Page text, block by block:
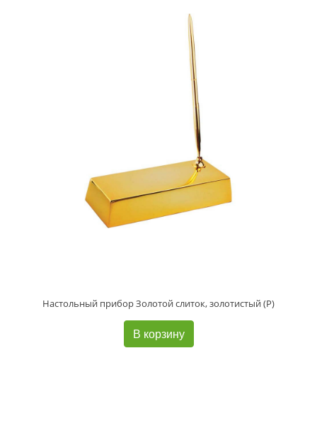
Настольный прибор Золотой слиток, золотистый (Р)
В корзину